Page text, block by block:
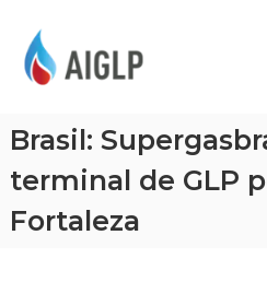
P
Brasil:
terminal de GLP
Fortaleza